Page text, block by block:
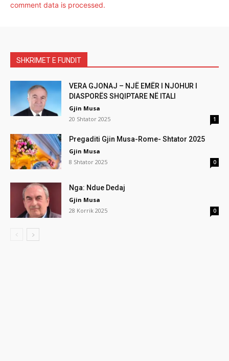
comment data is processed.
SHKRIMET E FUNDIT
VERA GJONAJ – NJË EMËR I NJOHUR I
DIASPORËS SHQIPTARE NË ITALI
Gjin Musa
20 Shtator 2025
1
Pregaditi Gjin Musa-Rome- Shtator 2025
Gjin Musa
8 Shtator 2025
0
Nga: Ndue Dedaj
Gjin Musa
28 Korrik 2025
0